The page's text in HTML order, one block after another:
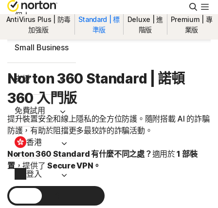
搜
尋
個人
Small Business
支援
免費試用
香港
登入
AntiVirus Plus | 防毒
加強版
Standard | 標
準版
Deluxe | 進
階版
Premium | 專
業版
Norton 360 Standard | 諾頓
360 入門版
提升裝置安全和線上隱私的全方位防護。隨附搭載 AI 的詐騙
防護，有助於阻擋更多最狡詐的詐騙活動。
Norton 360 Standard 有什麼不同之處？適用於1 部裝
置，提供了 Secure VPN。